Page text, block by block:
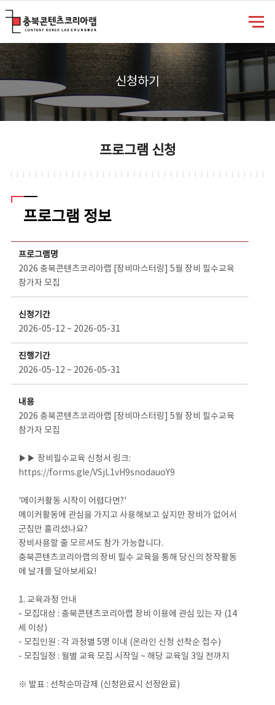
신청하기
프로그램 신청
프로그램 정보
프로그램명
2026 충북콘텐츠코리아랩 [장비마스터링] 5월 장비 필수교육
참가자 모집
신청기간
2026-05-12 ~ 2026-05-31
진행기간
2026-05-12 ~ 2026-05-31
내용
2026 충북콘텐츠코리아랩 [장비마스터링] 5월 장비 필수교육
참가자 모집
▶▶ 장비필수교육 신청서 링크:
https://forms.gle/VSjL1vH9snodauoY9
'메이커활동 시작이 어렵다면?'
메이커활동에 관심을 가지고 사용해보고 싶지만 장비가 없어서
군침만 흘리셨나요?
장비사용할 줄 모르셔도 참가 가능합니다.
충북콘텐츠코리아랩의 장비 필수 교육을 통해 당신의 창작활동
에 날개를 달아보세요!
1. 교육과정 안내
- 모집대상 : 충북콘텐츠코리아랩 장비 이용에 관심 있는 자 (14
세 이상)
- 모집인원 : 각 과정별 5명 이내 (온라인 신청 선착순 접수)
- 모집일정 : 월별 교육 모집 시작일 ~ 해당 교육일 3일 전까지
※ 발표 : 선착순마감제 (신청완료시 선정완료)